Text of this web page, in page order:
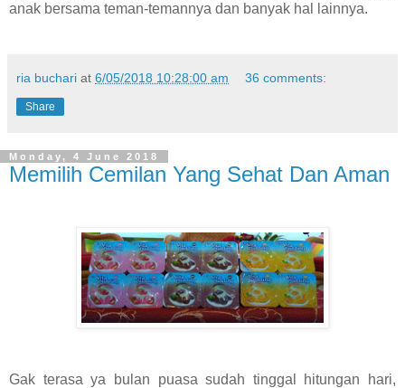
anak bersama teman-temannya dan banyak hal lainnya.
ria buchari at 6/05/2018 10:28:00 am 36 comments:
Share
Monday, 4 June 2018
Memilih Cemilan Yang Sehat Dan Aman
Gak terasa ya bulan puasa sudah tinggal hitungan hari,